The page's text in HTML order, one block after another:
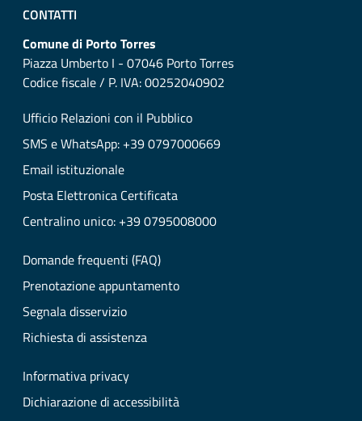
CONTATTI
Comune di Porto Torres
Piazza Umberto I - 07046 Porto Torres
Codice fiscale / P. IVA: 00252040902
Ufficio Relazioni con il Pubblico
SMS e WhatsApp: +39 0797000669
Email istituzionale
Posta Elettronica Certificata
Centralino unico: +39 0795008000
Domande frequenti (FAQ)
Prenotazione appuntamento
Segnala disservizio
Richiesta di assistenza
Informativa privacy
Dichiarazione di accessibilità